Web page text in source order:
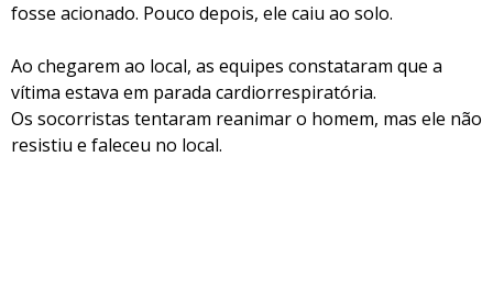
fosse acionado. Pouco depois, ele caiu ao solo.
Ao chegarem ao local, as equipes constataram que a
vítima estava em parada cardiorrespiratória.
Os socorristas tentaram reanimar o homem, mas ele não
resistiu e faleceu no local.